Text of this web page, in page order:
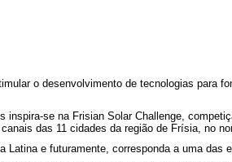
o desenvolvimento de tecnologias para
se na Frisian Solar Challenge,
das 11 cidades da região de Frísia, no
e futuramente, corresponda a uma